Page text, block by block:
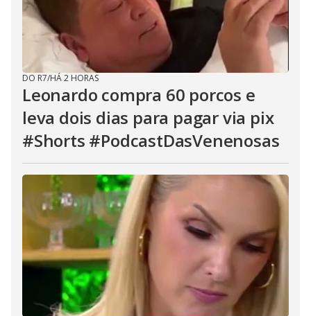
DO R7/HÁ 2 HORAS
Leonardo compra 60 porcos e
leva dois dias para pagar via pix
#Shorts #PodcastDasVenenosas